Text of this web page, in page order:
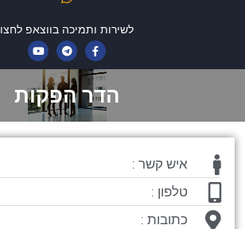
לשירות ותמיכה בווצאפ לחצו
הדר הפקות
איש קשר :
טלפון :
כתובות :